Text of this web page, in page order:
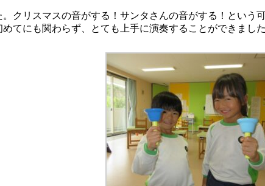
クリスマスの音がする！サンタさんの音がする！という
てにも関わらず、とても上手に演奏することができました